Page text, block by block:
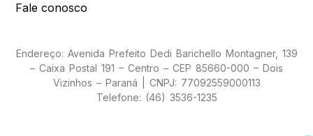
Fale conosco
Endereço: Avenida Prefeito Dedi Barichello Montagner, 139
– Caixa Postal 191 – Centro – CEP 85660-000 – Dois
Vizinhos – Paraná | CNPJ: 77092559000113
Telefone: (46) 3536-1235